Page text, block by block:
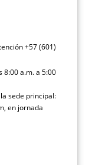
+57 (601)
8:00 a.m. a 5:00
sede principal:
en jornada